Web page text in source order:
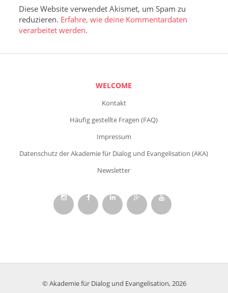
Diese Website verwendet Akismet, um Spam zu
reduzieren. Erfahre, wie deine Kommentardaten
verarbeitet werden.
WELCOME
Kontakt
Häufig gestellte Fragen (FAQ)
Impressum
Datenschutz der Akademie für Dialog und Evangelisation (AKA)
Newsletter
© Akademie für Dialog und Evangelisation, 2026